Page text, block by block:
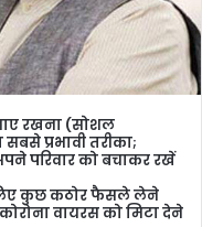
रखना (सोशल
प्रभावी तरीका;
परिवार को बचाकर रखें
लिए कुछ कठोर फैसले लेने
वायरस को मिटा देने